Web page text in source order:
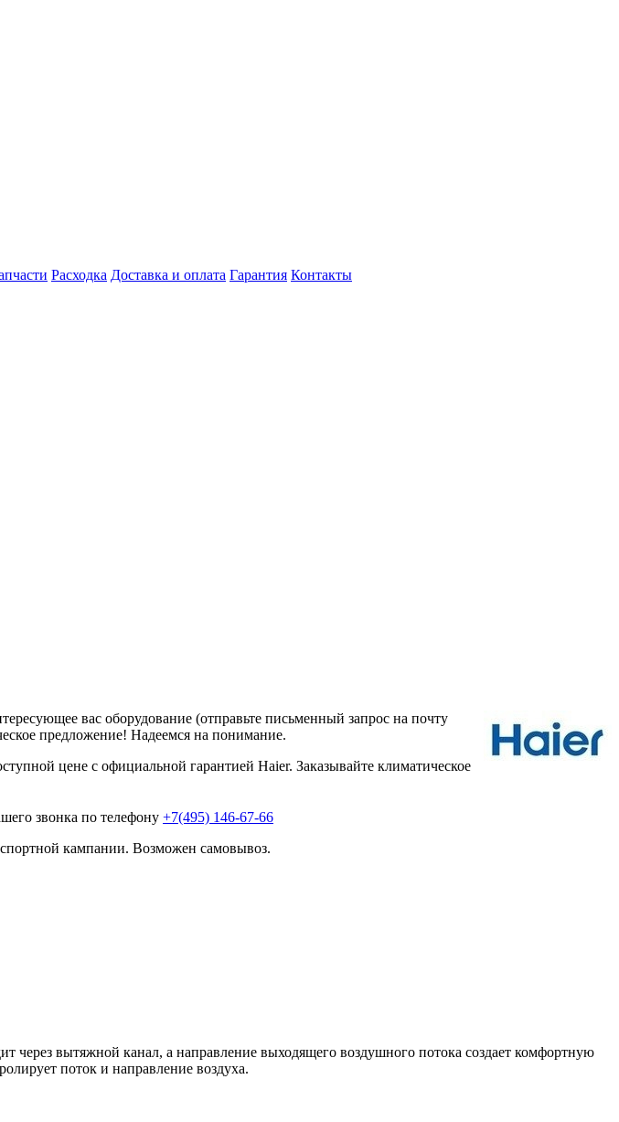
Расходка Доставка и оплата Гарантия Контакты
вас оборудование (отправьте письменный запрос на почту
предложение! Надеемся на понимание.
цене с официальной гарантией Haier. Заказывайте климатическое
звонка по телефону +7(495) 146-67-66
кампании. Возможен самовывоз.
через вытяжной канал, а направление выходящего воздушного потока создает комфортную
поток и направление воздуха.